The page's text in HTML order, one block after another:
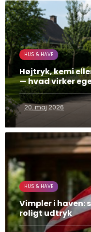
HUS & HAVE
Højtryk, kemi
— hvad virker
20. maj 2026
HUS & HAVE
Vimpler i haven:
roligt udtryk